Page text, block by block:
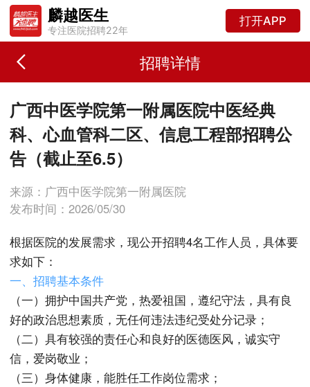
麟越医生
专注医院招聘22年
打开APP
招聘详情
广西中医学院第一附属医院中医经典
科、心血管科二区、信息工程部招聘公
告（截止至6.5）
来源：广西中医学院第一附属医院
发布时间：2026/05/30
根据医院的发展需求，现公开招聘4名工作人员，具体要
求如下：
一、招聘基本条件
（一）拥护中国共产党，热爱祖国，遵纪守法，具有良
好的政治思想素质，无任何违法违纪受处分记录；
（二）具有较强的责任心和良好的医德医风，诚实守
信，爱岗敬业；
（三）身体健康，能胜任工作岗位需求；